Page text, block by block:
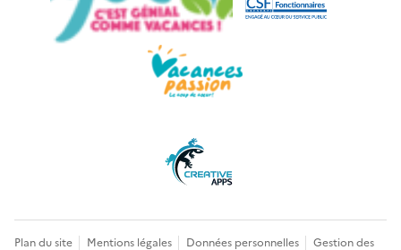
Plan du site Mentions légales Données personnelles Gestion des